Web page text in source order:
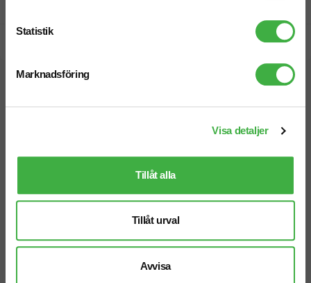
Statistik
Marknadsföring
Visa detaljer
Tillåt alla
Tillåt urval
Avvisa
Telefon: 019-760 65 00